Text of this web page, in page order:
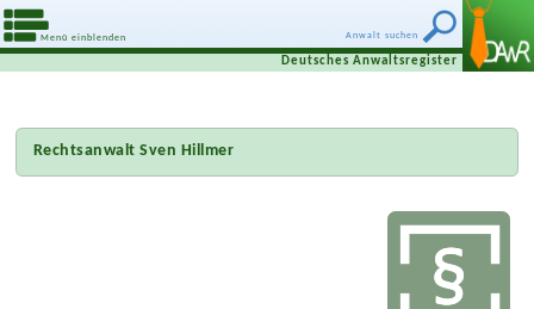
Anwalt suchen
Menü einblenden
Deutsches Anwaltsregister
Rechtsanwalt Sven Hillmer